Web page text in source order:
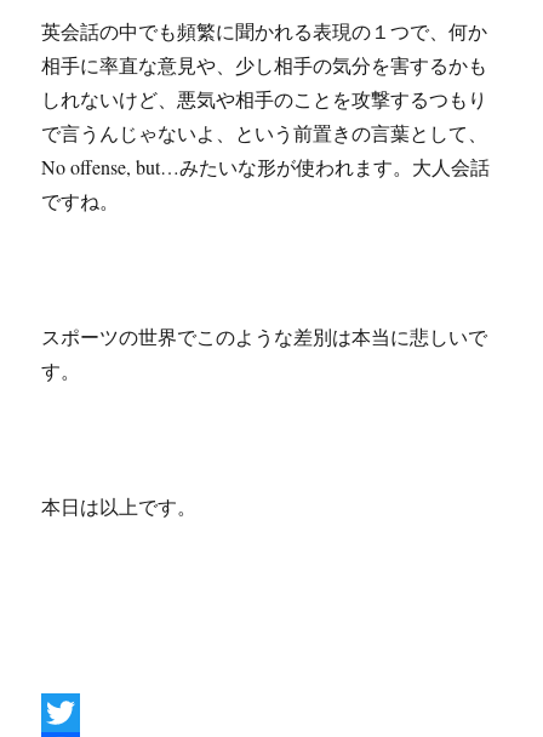
英会話の中でも頻繁に聞かれる表現の１つで、何か
相手に率直な意見や、少し相手の気分を害するかも
しれないけど、悪気や相手のことを攻撃するつもり
で言うんじゃないよ、という前置きの言葉として、
No offense, but…みたいな形が使われます。大人会話
ですね。
スポーツの世界でこのような差別は本当に悲しいで
す。
本日は以上です。